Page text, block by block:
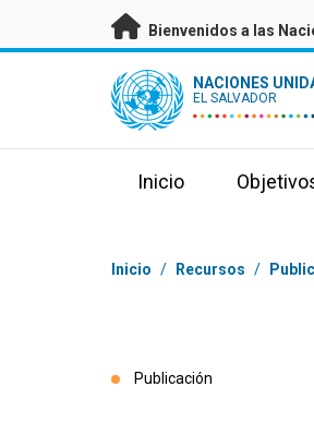
Saltar a contenido principal
Bienvenidos a las
UN Logo NACIONES
EL SALVADOR
Inicio
Coordenadas dentro de la
Inicio / Recursos /
Publicación